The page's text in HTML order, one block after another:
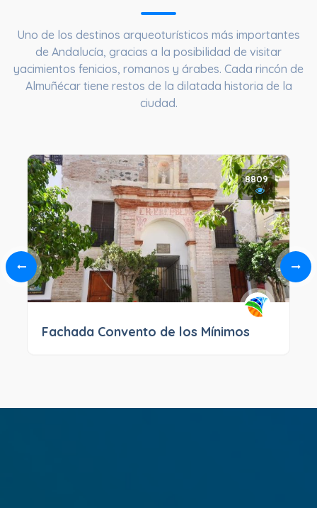
Uno de los destinos arqueoturísticos más importantes
de Andalucía, gracias a la posibilidad de visitar
yacimientos fenicios, romanos y árabes. Cada rincón de
Almuñécar tiene restos de la dilatada historia de la
ciudad.
8809
Fachada Convento de los Mínimos